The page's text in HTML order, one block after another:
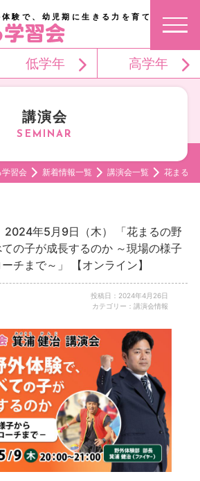
験で、幼児期に生きる力を育てる。
低学年 高学年
講演会
学習会 新着情報一覧 講演会一覧 花まるの
2024年5月9日（木） 「花まるの野
の子が成長するのか ～現場の様子
チまで～」 【オンライン】
投稿日：2024年4月26日
カテゴリー：講演会情報